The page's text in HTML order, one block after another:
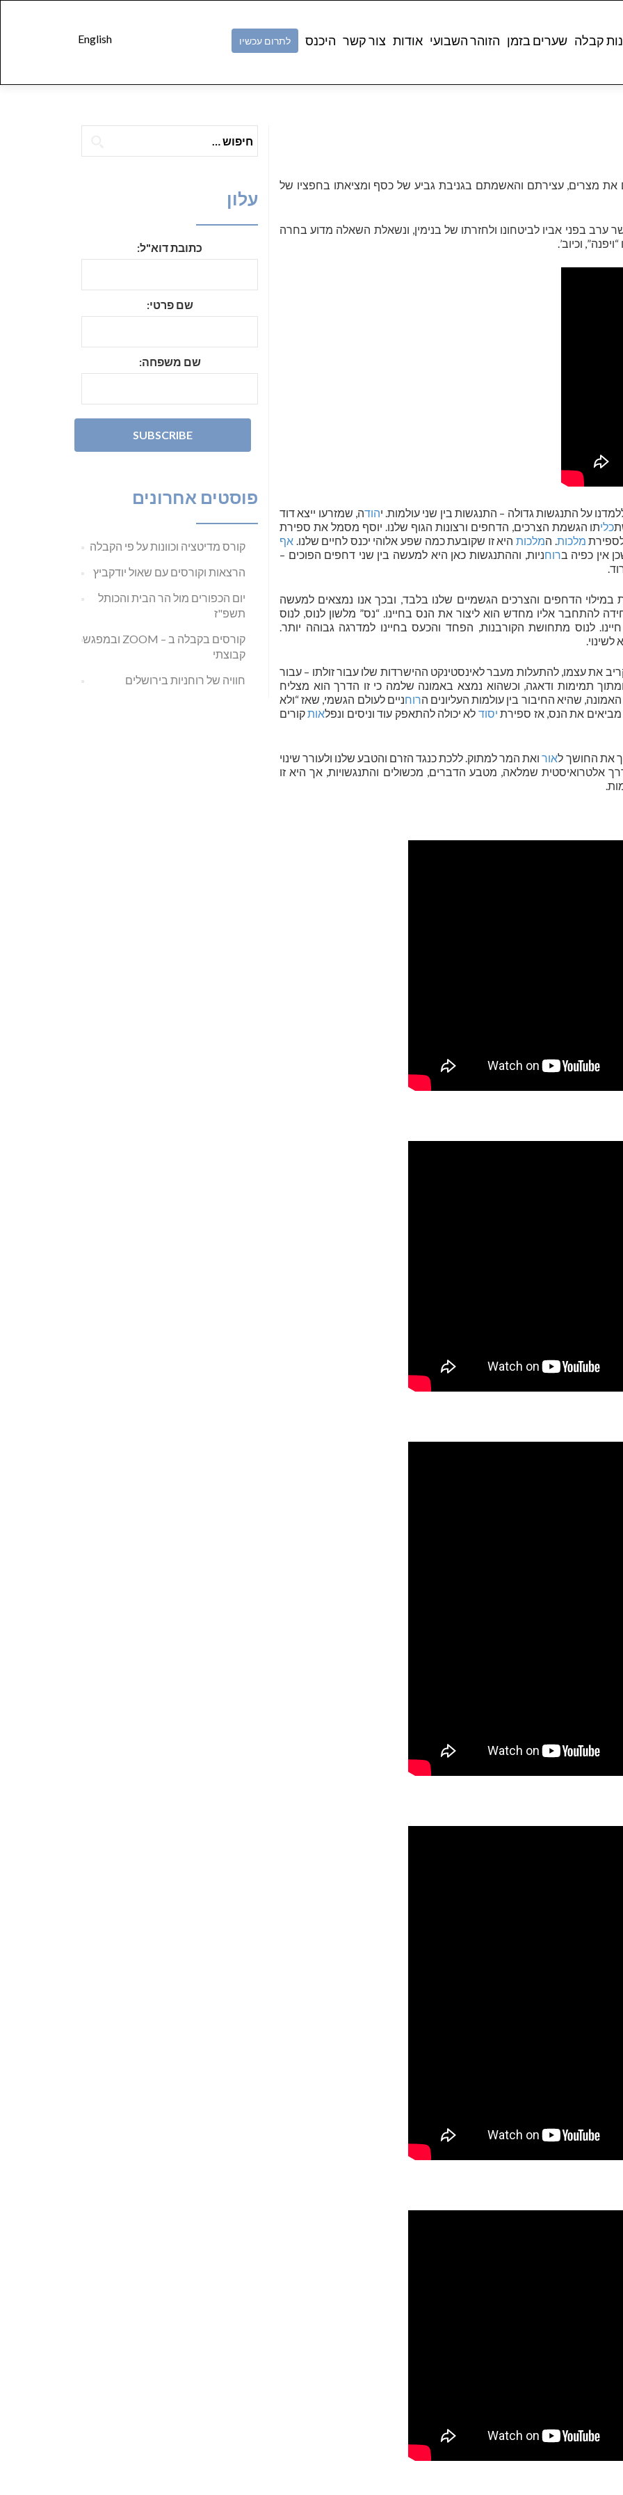
English קבלה שערים בזמן הזוהר השבועי אודות צור קשר היכנס לתרום עכשיו
מצרים, עצירתם והאשמתם בגניבת גביע של כסף ומציאתו בחפציו של
ערב בפני אביו לביטחונו ולחזרתו של בנימין, ונשאלת השאלה מדוע בחרה
וכיוב’.
על התנגשות גדולה – התנגשות בין שני עולמות. יהודה, שמזרעו ייצא דוד
כליתו הגשמת הצרכים, הדחפים ורצונות הגוף שלנו. יוסף מסמל את ספירת
מלכות. המלכות היא זו שקובעת כמה שפע אלוהי יכנס לחיים שלנו. אף
אין כפיה ברוחניות, וההתנגשות כאן היא למעשה בין שני דחפים הפוכים –
במילוי הדחפים והצרכים הגשמיים שלנו בלבד, ובכך אנו נמצאים למעשה
להתחבר אליו מחדש הוא ליצור את הנס בחיינו. “נס” מלשון לנוס, לנוס
לנוס מתחושת הקורבנות, הפחד והכעס בחיינו למדרגה גבוהה יותר.
את עצמו, להתעלות מעבר לאינסטינקט ההישרדות שלו עבור זולתו – עבור
תמימות ודאגה, וכשהוא נמצא באמונה שלמה כי זו הדרך הוא מצליח
שהיא החיבור בין עולמות העליונים הרוחניים לעולם הגשמי, שאז “ולא
מביאים את הנס, אז ספירת יסוד לא יכולה להתאפק עוד וניסים ונפלאותקורים
את החושך לאורואת המר למתוק. ללכת כנגד הזרם והטבע שלנו ולעורר שינוי
אלטרואיסטית שמלאה, מטבע הדברים, מכשולים והתנגשויות, אך היא זו
עלון
כתובת דוא"ל:
שם פרטי:
שם משפחה:
פוסטים אחרונים
קורס מדיטציה וכוונות על פי הקבלה
הרצאות וקורסים עם שאול יודקביץ
יום הכפורים מול הר הבית והכותל
תשפ"ז
קורסים בקבלה ב – ZOOM ובמפגש
קבוצתי
חוויה של רוחניות בירושלים